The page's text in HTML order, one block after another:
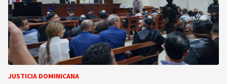
JUSTICIA DOMINICANA